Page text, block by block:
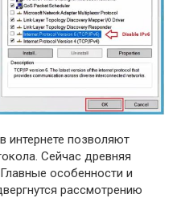
интернете позволяют
Сейчас древняя
особенности и
рассмотрению